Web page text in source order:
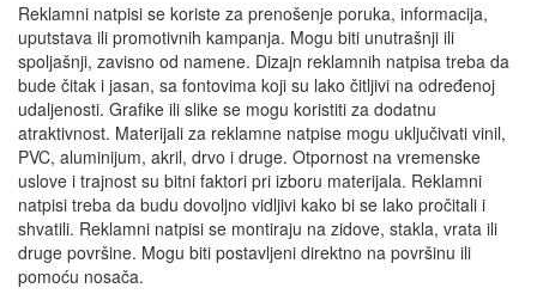
Reklamni natpisi se koriste za prenošenje poruka, informacija,
uputstava ili promotivnih kampanja. Mogu biti unutrašnji ili
spoljašnji, zavisno od namene. Dizajn reklamnih natpisa treba da
bude čitak i jasan, sa fontovima koji su lako čitljivi na određenoj
udaljenosti. Grafike ili slike se mogu koristiti za dodatnu
atraktivnost. Materijali za reklamne natpise mogu uključivati vinil,
PVC, aluminijum, akril, drvo i druge. Otpornost na vremenske
uslove i trajnost su bitni faktori pri izboru materijala. Reklamni
natpisi treba da budu dovoljno vidljivi kako bi se lako pročitali i
shvatili. Reklamni natpisi se montiraju na zidove, stakla, vrata ili
druge površine. Mogu biti postavljeni direktno na površinu ili
pomoću nosača.